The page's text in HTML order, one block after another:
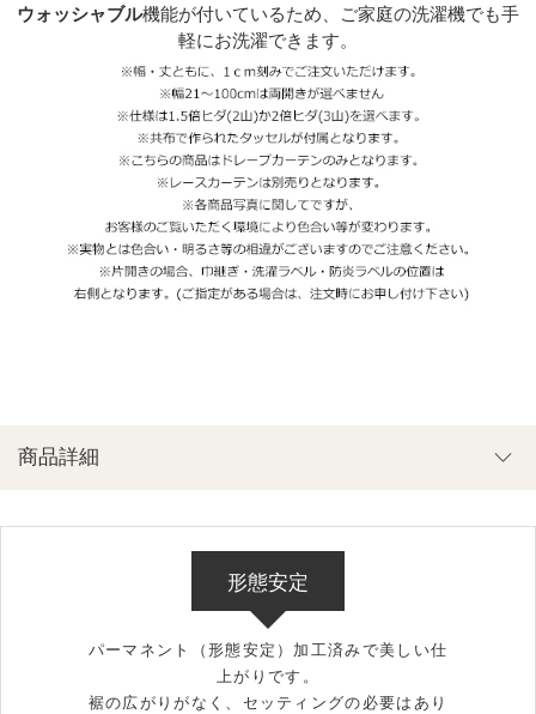
ウォッシャブル機能が付いているため、ご家庭の洗濯機でも手
軽にお洗濯できます。
商品詳細
形態安定
パーマネント（形態安定）加工済みで美しい仕
上がりです。
裾の広がりがなく、セッティングの必要はあり